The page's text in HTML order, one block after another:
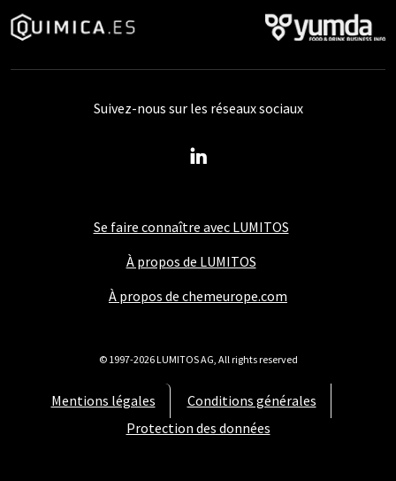
Se faire connaître avec LUMITOS
À propos de LUMITOS
À propos de chemeurope.com
Mentions légales
Conditions générales
Protection des données
Suivez-nous sur les réseaux sociaux
© 1997-2026 LUMITOS AG, All rights reserved